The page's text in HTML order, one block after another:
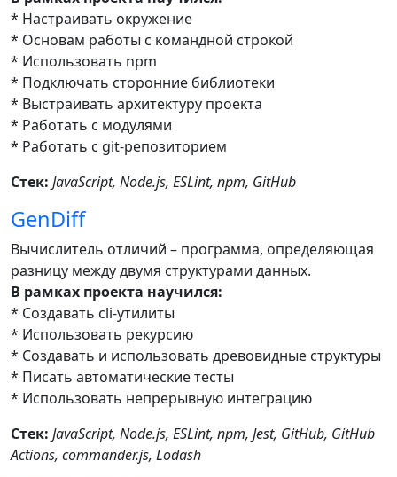
* Настраивать окружение
* Основам работы с командной строкой
* Использовать npm
* Подключать сторонние библиотеки
* Выстраивать архитектуру проекта
* Работать с модулями
* Работать с git-репозиторием
Стек: JavaScript, Node.js, ESLint, npm, GitHub
GenDiff
Вычислитель отличий – программа, определяющая
разницу между двумя структурами данных.
В рамках проекта научился:
* Создавать cli-утилиты
* Использовать рекурсию
* Создавать и использовать древовидные структуры
* Писать автоматические тесты
* Использовать непрерывную интеграцию
Стек: JavaScript, Node.js, ESLint, npm, Jest, GitHub, GitHub
Actions, commander.js, Lodash